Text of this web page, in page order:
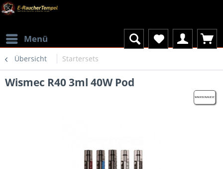
Menü
Übersicht Startersets
Wismec R40 3ml 40W Pod